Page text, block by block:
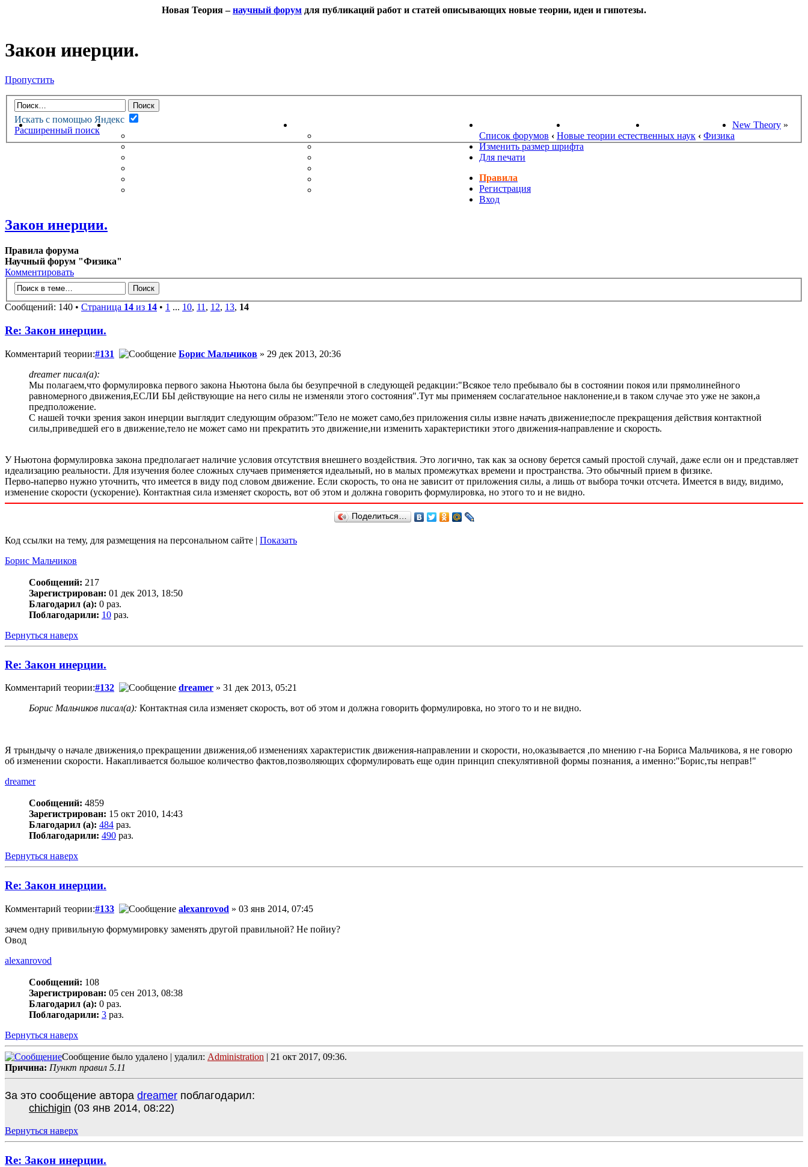
Новая Теория –научный форум для публикаций работ и статей описывающих новые теории, идеи и гипотезы.
Закон инерции.
Пропустить
Искать с помощью Яндекс
Расширенный поиск
НОВАЯ ТЕОРИЯФОРУМ
НЕПРОЧИТАННЫЕ СООБЩЕНИЯ
ПОЖЕЛАНИЯ
НОВОСТИ НАУКИ ПОИСК ТЕОРИЙ СТАРЫЙ ПОРТАЛ New Theory »
Список форумов ‹ Новые теории естественных наук ‹ Физика
Изменить размер шрифта
Для печати
Правила
Регистрация
Вход
Закон инерции.
Правила форума
Научный форум "Физика"
Комментировать
Сообщений: 140 • Страница 14 из 14 • 1 ... 10, 11, 12, 13, 14
Re: Закон инерции.
Комментарий теории:#131 Борис Мальчиков » 29 дек 2013, 20:36
dreamer писал(а):
Мы полагаем,что формулировка первого закона Ньютона была бы безупречной в следующей редакции:"Всякое тело пребывало бы в состоянии покоя или прямолинейного
равномерного движения,ЕСЛИ БЫ действующие на него силы не изменяли этого состояния".Тут мы применяем сослагательное наклонение,и в таком случае это уже не закон,а
предположение.
С нашей точки зрения закон инерции выглядит следующим образом:"Тело не может само,без приложения силы извне начать движение;после прекращения действия контактной
силы,приведшей его в движение,тело не может само ни прекратить это движение,ни изменить характеристики этого движения-направление и скорость.
У Ньютона формулировка закона предполагает наличие условия отсутствия внешнего воздействия. Это логично, так как за основу берется самый простой случай, даже если он и представляет
идеализацию реальности. Для изучения более сложных случаев применяется идеальный, но в малых промежутках времени и пространства. Это обычный прием в физике.
Перво-наперво нужно уточнить, что имеется в виду под словом движение. Если скорость, то она не зависит от приложения силы, а лишь от выбора точки отсчета. Имеется в виду, видимо,
изменение скорости (ускорение). Контактная сила изменяет скорость, вот об этом и должна говорить формулировка, но этого то и не видно.
Поделиться…
Код ссылки на тему, для размещения на персональном сайте | Показать
Борис Мальчиков
Сообщений: 217
Зарегистрирован: 01 дек 2013, 18:50
Благодарил (а): 0 раз.
Поблагодарили: 10 раз.
Вернуться наверх
Re: Закон инерции.
Комментарий теории:#132 dreamer » 31 дек 2013, 05:21
Борис Мальчиков писал(а): Контактная сила изменяет скорость, вот об этом и должна говорить формулировка, но этого то и не видно.
Я трындычу о начале движения,о прекращении движения,об изменениях характеристик движения-направлении и скорости, но,оказывается ,по мнению г-на Бориса Мальчикова, я не говорю
об изменении скорости. Накапливается большое количество фактов,позволяющих сформулировать еще один принцип спекулятивной формы познания, а именно:"Борис,ты неправ!"
dreamer
Сообщений: 4859
Зарегистрирован: 15 окт 2010, 14:43
Благодарил (а): 484 раз.
Поблагодарили: 490 раз.
Вернуться наверх
Re: Закон инерции.
Комментарий теории:#133 alexanrovod » 03 янв 2014, 07:45
зачем одну привильную формумировку заменять другой правильной? Не пойиу?
Овод
alexanrovod
Сообщений: 108
Зарегистрирован: 05 сен 2013, 08:38
Благодарил (а): 0 раз.
Поблагодарили: 3 раз.
Вернуться наверх
Сообщение было удалено | удалил: Administration | 21 окт 2017, 09:36.
Причина: Пункт правил 5.11
За это сообщение автора dreamer поблагодарил:
chichigin (03 янв 2014, 08:22)
Вернуться наверх
Re: Закон инерции.